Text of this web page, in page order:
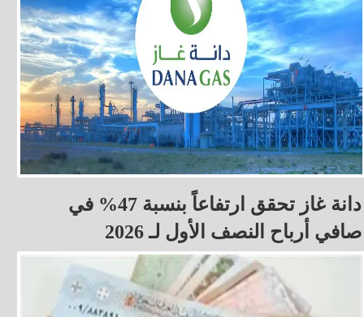
دانة غاز تحقق ارتفاعاً بنسبة 47% في
صافي أرباح النصف الأول لـ 2026